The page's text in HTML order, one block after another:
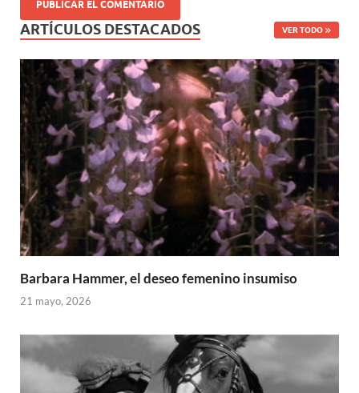
ARTÍCULOS DESTACADOS VER TODO
Barbara Hammer, el deseo femenino insumiso
21 mayo, 2026